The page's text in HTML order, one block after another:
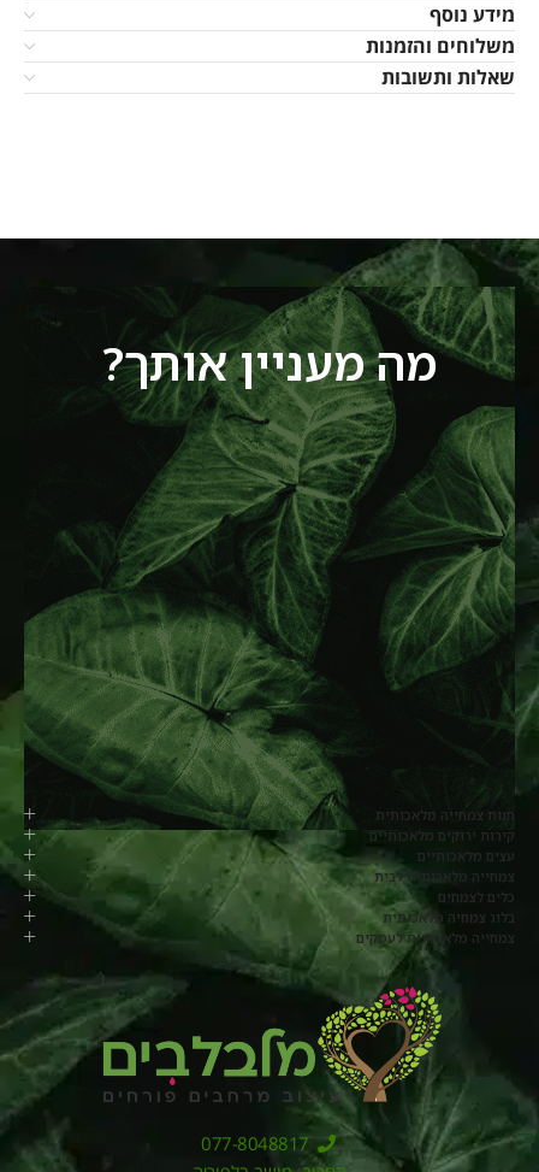
מידע נוסף
משלוחים והזמנות
שאלות ותשובות
מה מעניין אותך?
חנות צמחייה מלאכותית
קירות ירוקים מלאכותיים
עצים מלאכותיים
צמחייה מלאכותית לבית
כלים לצמחים
בלוג צמחיה מלאכותית
צמחייה מלאכותית לעסקים
077-8048817